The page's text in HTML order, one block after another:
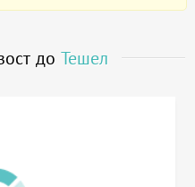
до Тешел